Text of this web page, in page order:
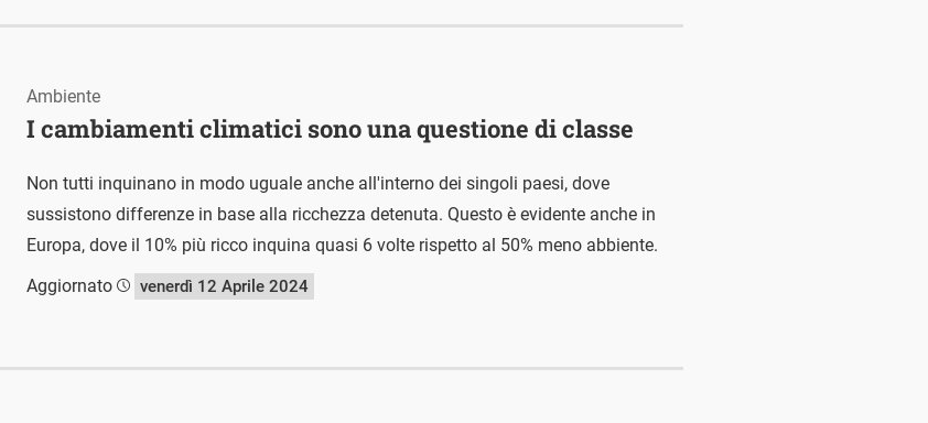
I cambiamenti climatici sono una questione di classe
Ambiente
Non tutti inquinano in modo uguale anche all'interno dei singoli paesi, dove
sussistono differenze in base alla ricchezza detenuta. Questo è evidente anche in
Europa, dove il 10% più ricco inquina quasi 6 volte rispetto al 50% meno abbiente.
Aggiornato
venerdì 12 Aprile 2024